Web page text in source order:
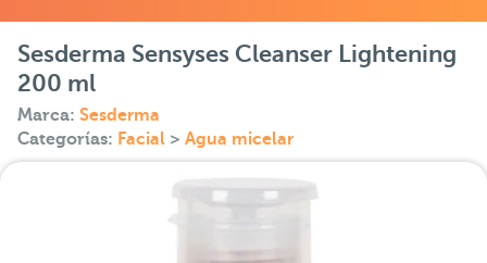
Sesderma Sensyses Cleanser Lightening
200 ml
Marca: Sesderma
Categorías: Facial > Agua micelar